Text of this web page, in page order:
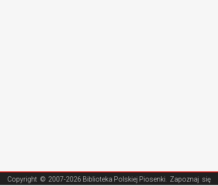
Copyright © 2007-2026 Biblioteka Polskiej Piosenki . Zapoznaj się